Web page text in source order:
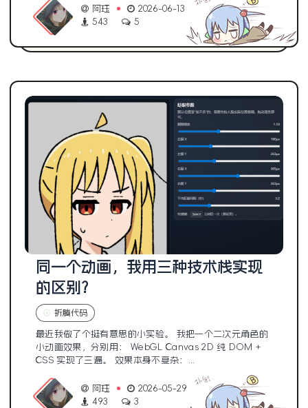
阿珏
2026-06-13
543
5
同一个动画，我用三种技术栈实现
的区别?
折腾代码
最近我做了个挺有意思的小实验。 我把一个二次元角色的
小动画效果，分别用： WebGL Canvas 2D 纯 DOM +
CSS 实现了三遍。 效果本身不复杂：...
阿珏
2026-05-29
493
3